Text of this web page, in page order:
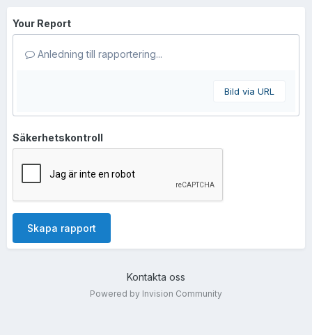
Your Report
Anledning till rapportering...
Bild via URL
Säkerhetskontroll
Skapa rapport
Kontakta oss
Powered by Invision Community